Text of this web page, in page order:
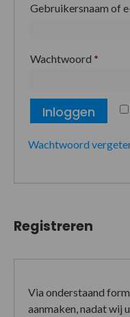
Gebruikersnaam of
Wachtwoord *
Inloggen
Wachtwoord
Registreren
Via onderstaand
aanmaken, nadat wij